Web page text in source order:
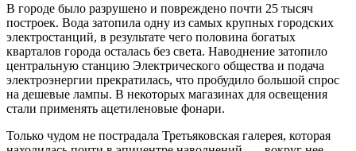
В городе было разрушено и повреждено почти 25 тысяч
построек. Вода затопила одну из самых крупных городских
электростанций, в результате чего половина богатых
кварталов города осталась без света. Наводнение затопило
центральную станцию Электрического общества и подача
электроэнергии прекратилась, что пробудило большой спрос
на дешевые лампы. В некоторых магазинах для освещения
стали применять ацетиленовые фонари.
Только чудом не пострадала Третьяковская галерея, которая